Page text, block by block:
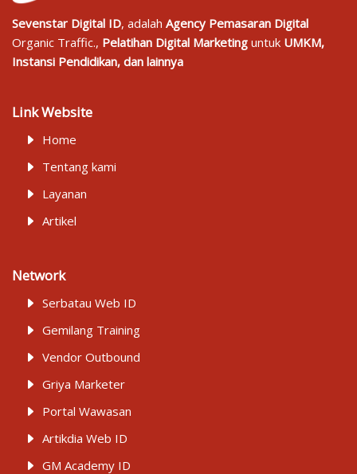
Sevenstar Digital ID, adalah Agency Pemasaran Digital
Organic Traffic., Pelatihan Digital Marketing untuk UMKM,
Instansi Pendidikan, dan lainnya
Link Website
Home
Tentang kami
Layanan
Artikel
Network
Serbatau Web ID
Gemilang Training
Vendor Outbound
Griya Marketer
Portal Wawasan
Artikdia Web ID
GM Academy ID